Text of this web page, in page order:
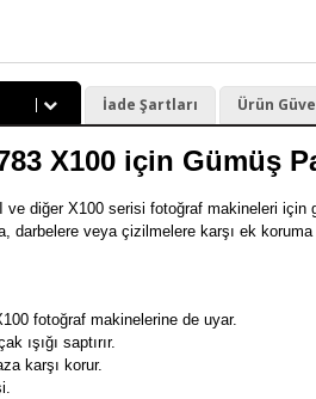
İade Şartları Ürün
X100 için Gümüş
ve diğer X100 serisi fotoğraf makineleri için
darbelere veya çizilmelere karşı ek
fotoğraf makinelerine de uyar.
ışığı saptırır.
karşı korur.